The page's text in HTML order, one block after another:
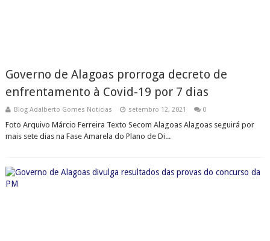
Governo de Alagoas prorroga decreto de
enfrentamento à Covid-19 por 7 dias
Blog Adalberto Gomes Noticias setembro 12, 2021 0
Foto Arquivo Márcio Ferreira Texto Secom Alagoas Alagoas seguirá por
mais sete dias na Fase Amarela do Plano de Di...